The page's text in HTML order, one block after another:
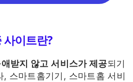
사이트란?
받지 않고 서비스가 제공되기
, 스마트홈기기, 스마트홈 서비